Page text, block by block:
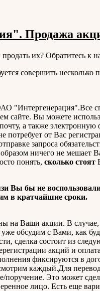
Продажа
их? Обратитесь к
совершить несколько
"Интергенерация".Все
сайте. Вы можете
а также электронную
потребует от Вас
запроса
ничего не мешает
понять, сколько стоят
Вы бы не
в кратчайшие сроки.
на Ваши акции. В случае,
обсудим с Вами, как
сделка состоит из
акций и
фиксируются в
каждый.Для
поручение. Это может
лицо. Есть еще